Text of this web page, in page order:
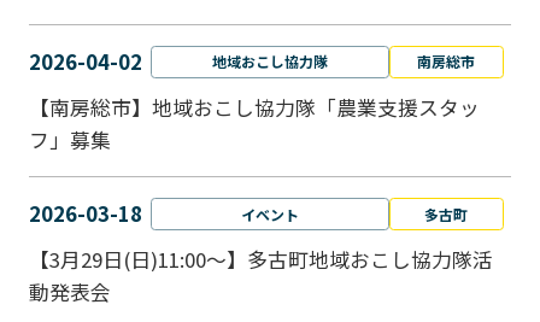
2026-04-02 地域おこし協力隊 南房総市
【南房総市】地域おこし協力隊「農業支援スタッ
フ」募集
2026-03-18 イベント 多古町
【3月29日(日)11:00～】多古町地域おこし協力隊活
動発表会